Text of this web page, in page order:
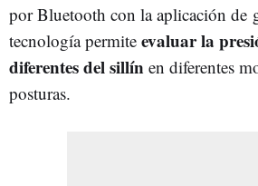
por Bluetooth con la aplicación de
tecnología permite evaluar la
diferentes del sillín en diferentes
posturas.